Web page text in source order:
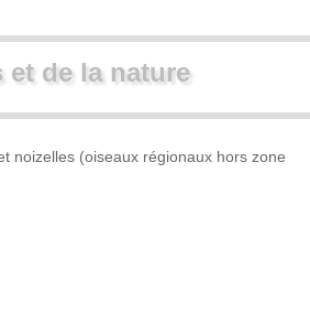
de la nature
noizelles (oiseaux régionaux hors zone